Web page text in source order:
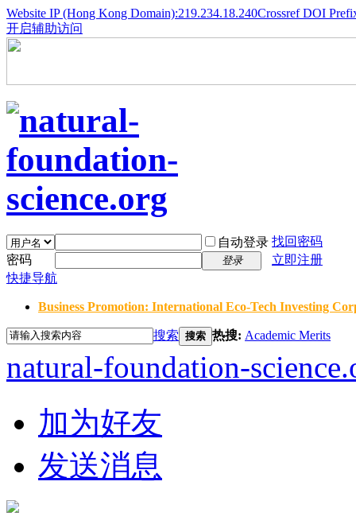
Website IP (Hong Kong Domain):219.234.18.240Crossref DOI
开启辅助访问
自动登录 找回密码
密码
登录
立即注册
快捷导航
Business Promotion: International Eco-Tech Investing
搜索 搜索 热搜: Academic Merits
natural-foundation-
加为好友
发送消息